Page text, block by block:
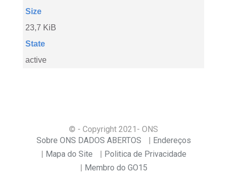
Size
23,7 KiB
State
active
© - Copyright 2021 - ONS
Sobre ONS DADOS ABERTOS
Endereços
Mapa do Site
Politica de Privacidade
Membro do GO15